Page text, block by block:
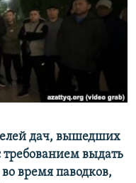
дач, вышедших
выдать
время паводков,